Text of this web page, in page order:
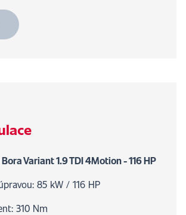
Variant 1.9 TDI 4Motion - 116 HP
85 kW / 116 HP
310 Nm